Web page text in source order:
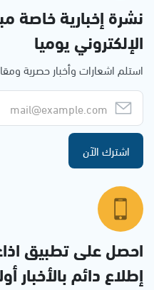
نشرة إخبارية خاصة
الإلكتروني يوميا
استلم اشعارات وأخبار حصرية
اشترك الآن
احصل على تطبيق
إطلاع دائم بالأخبار